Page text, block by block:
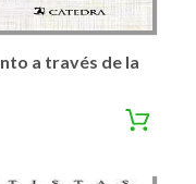
a través de la